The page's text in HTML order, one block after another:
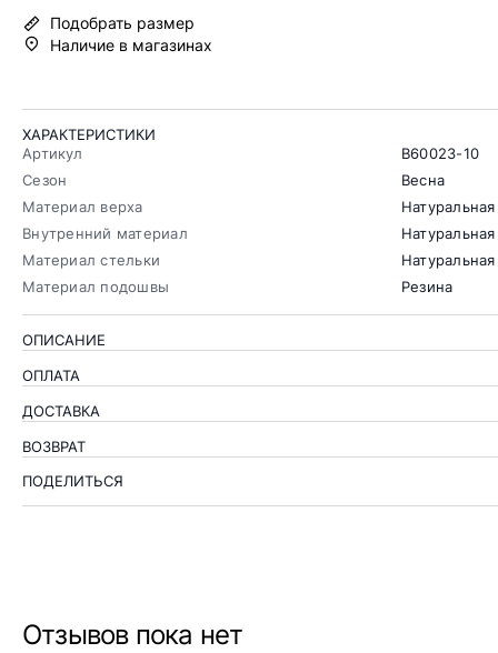
Подобрать размер
Наличие в магазинах
ХАРАКТЕРИСТИКИ
Артикул
B60023-10
Сезон
Весна
Материал верха
Внутренний материал
Материал стельки
Материал подошвы
Резина
ОПИСАНИЕ
ОПЛАТА
ДОСТАВКА
ВОЗВРАТ
ПОДЕЛИТЬСЯ
Отзывов пока нет